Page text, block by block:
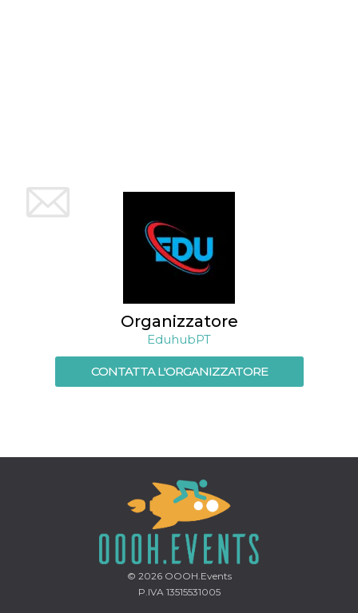
Organizzatore
EduhubPT
CONTATTA L'ORGANIZZATORE
© 2026OOOH.Events
P.IVA 13515531005